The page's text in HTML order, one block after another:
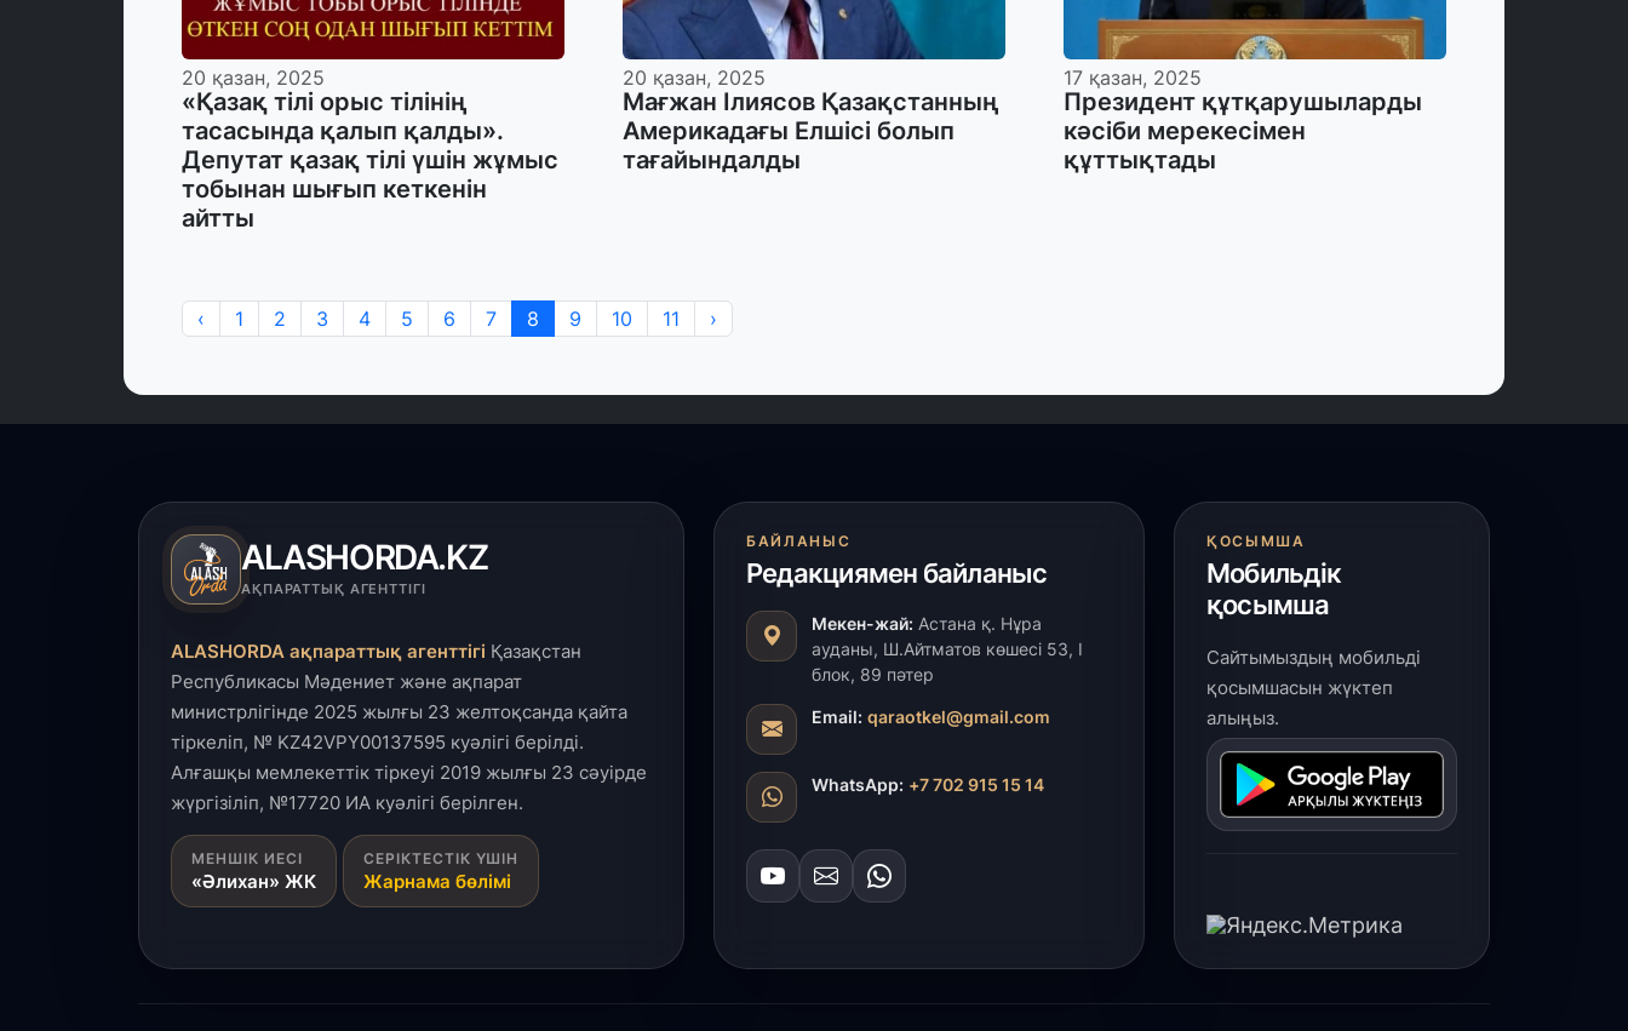
20 қазан, 2025
«Қазақ тілі орыс тілінің
тасасында қалып қалды».
Депутат қазақ тілі үшін жұмыс
тобынан шығып кеткенін
айтты
20 қазан, 2025
Мағжан Ілиясов Қазақстанның
Америкадағы Елшісі болып
тағайындалды
17 қазан, 2025
Президент құтқарушыларды
кәсіби мерекесімен
құттықтады
‹ 1 2 3 4 5 6 7 8 9 10 11 ›
ALASHORDA.KZ
АҚПАРАТТЫҚ АГЕНТТІГІ
ALASHORDA ақпараттық агенттігі Қазақстан
Республикасы Мәдениет және ақпарат
министрлігінде 2025 жылғы 23 желтоқсанда қайта
тіркеліп, № KZ42VPY00137595 куәлігі берілді.
Алғашқы мемлекеттік тіркеуі 2019 жылғы 23 сәуірде
жүргізіліп, №17720 ИА куәлігі берілген.
МЕНШІК ИЕСІ
«Әлихан» ЖК
СЕРІКТЕСТІК ҮШІН
Жарнама бөлімі
БАЙЛАНЫС
Редакциямен байланыс
Мекен-жай: Астана қ. Нұра
ауданы, Ш.Айтматов көшесі 53, І
блок, 89 пәтер
Email: qaraotkel@gmail.com
WhatsApp: +7 702 915 15 14
ҚОСЫМША
Мобильдік
қосымша
Сайтымыздың мобильді
қосымшасын жүктеп
алыңыз.